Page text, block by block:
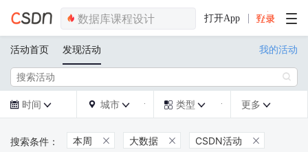
打开App
活动首页 发现活动 我的活动

 时间   城市   类型  更多 
本周  大数据  CSDN活动 